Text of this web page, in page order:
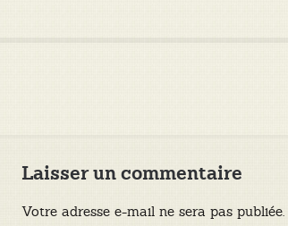
Laisser un commentaire
Votre adresse e-mail ne sera pas publiée.